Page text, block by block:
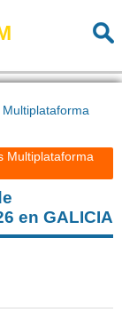
Multiplataforma
en GALICIA